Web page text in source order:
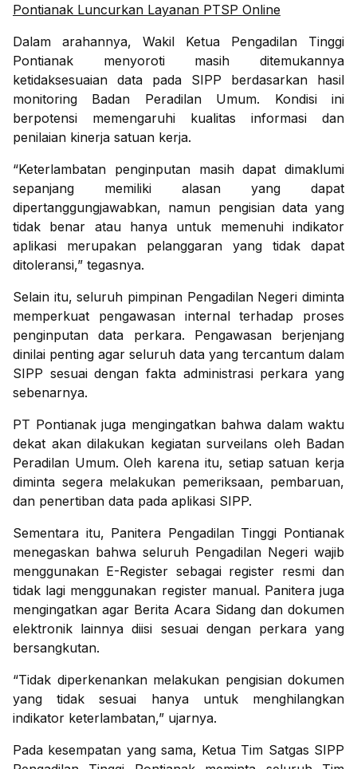
Pontianak Luncurkan Layanan PTSP Online
Dalam arahannya, Wakil Ketua Pengadilan Tinggi
Pontianak menyoroti masih ditemukannya
ketidaksesuaian data pada SIPP berdasarkan hasil
monitoring Badan Peradilan Umum. Kondisi ini
berpotensi memengaruhi kualitas informasi dan
penilaian kinerja satuan kerja.
“Keterlambatan penginputan masih dapat dimaklumi
sepanjang memiliki alasan yang dapat
dipertanggungjawabkan, namun pengisian data yang
tidak benar atau hanya untuk memenuhi indikator
aplikasi merupakan pelanggaran yang tidak dapat
ditoleransi,” tegasnya.
Selain itu, seluruh pimpinan Pengadilan Negeri diminta
memperkuat pengawasan internal terhadap proses
penginputan data perkara. Pengawasan berjenjang
dinilai penting agar seluruh data yang tercantum dalam
SIPP sesuai dengan fakta administrasi perkara yang
sebenarnya.
PT Pontianak juga mengingatkan bahwa dalam waktu
dekat akan dilakukan kegiatan surveilans oleh Badan
Peradilan Umum. Oleh karena itu, setiap satuan kerja
diminta segera melakukan pemeriksaan, pembaruan,
dan penertiban data pada aplikasi SIPP.
Sementara itu, Panitera Pengadilan Tinggi Pontianak
menegaskan bahwa seluruh Pengadilan Negeri wajib
menggunakan E-Register sebagai register resmi dan
tidak lagi menggunakan register manual. Panitera juga
mengingatkan agar Berita Acara Sidang dan dokumen
elektronik lainnya diisi sesuai dengan perkara yang
bersangkutan.
“Tidak diperkenankan melakukan pengisian dokumen
yang tidak sesuai hanya untuk menghilangkan
indikator keterlambatan,” ujarnya.
Pada kesempatan yang sama, Ketua Tim Satgas SIPP